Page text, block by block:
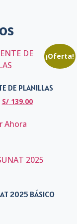
¡Oferta!
DE PLANILLAS
S/139.00
Ahora
2025 BÁSICO